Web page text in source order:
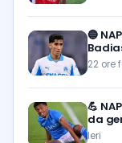
🔵
22 ore
💪
da
Ieri